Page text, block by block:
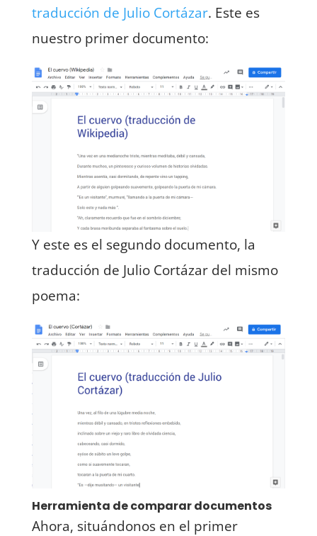
traducción de Julio Cortázar. Este es
nuestro primer documento:
Y este es el segundo documento, la
traducción de Julio Cortázar del mismo
poema:
Herramienta de comparar documentos
Ahora, situándonos en el primer